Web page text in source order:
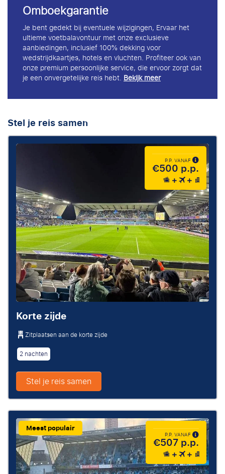
Omboekgarantie
Je bent gedekt bij eventuele wijzigingen, Ervaar het
ultieme voetbalavontuur met onze exclusieve
aanbiedingen, inclusief 100% dekking voor
wedstrijdkaartjes, hotels en vluchten. Profiteer ook van
onze premium persoonlijke service, die ervoor zorgt dat
je een onvergetelijke reis hebt.Bekijk meer
Stel je reis samen
P.P. VANAF
€500 p.p.
Korte zijde
Zitplaatsen aan de korte zijde
2 nachten
Stel je reis samen
Meest populair
P.P. VANAF
€507 p.p.